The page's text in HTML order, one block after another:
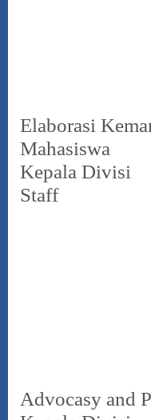
5. Eno
6.
Elaborasi
Mahasiswa
Kepala Divisi
Staff : 1.
2.
3. Mita
Advocasy and